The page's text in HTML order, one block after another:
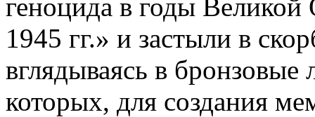
геноцида в годы
1945 гг.» и застыли в
вглядываясь в
которых, для создания